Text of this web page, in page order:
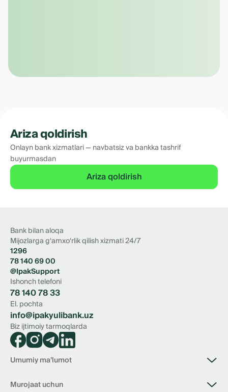
Ariza qoldirish
Onlayn bank xizmatlari — navbatsiz va bankka tashrif
buyurmasdan
Ariza qoldirish
Bank bilan aloqa
Mijozlarga g‘amxo‘rlik qilish xizmati 24/7
1296
78 140 69 00
@IpakSupport
Ishonch telefoni
78 140 78 33
El. pochta
info@ipakyulibank.uz
Biz ijtimoiy tarmoqlarda
Umumiy ma’lumot
Bo‘sh ish o‘rinlari
Murojaat uchun